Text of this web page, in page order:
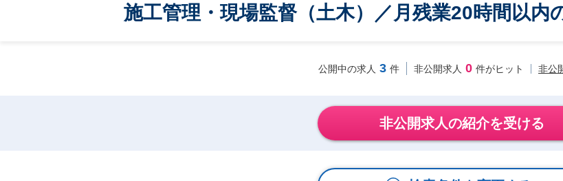
施工管理・現場監督（土木）／月残業20時間以内
公開中の求人 3 件 非公開求人 0 件がヒット 非公
非公開求人の紹介を受ける